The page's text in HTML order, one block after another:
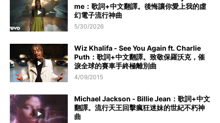
me：歌詞+中文翻譯。後悔讓你愛上我的虛
幻電子流行神曲
5/30/2026
Wiz Khalifa - See You Again ft. Charlie
Puth：歌詞+中文翻譯。致敬保羅沃克，催
淚全球的賽車手終極離別曲
4/09/2015
Michael Jackson - Billie Jean：歌詞+中文
翻譯。流行天王回擊瘋狂迷妹的世紀不朽神
曲